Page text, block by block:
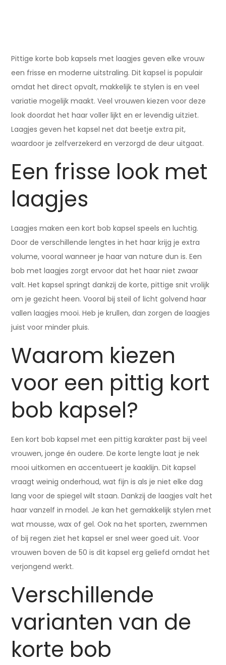
Pittige korte bob kapsels met laagjes geven elke vrouw
een frisse en moderne uitstraling. Dit kapsel is populair
omdat het direct opvalt, makkelijk te stylen is en veel
variatie mogelijk maakt. Veel vrouwen kiezen voor deze
look doordat het haar voller lijkt en er levendig uitziet.
Laagjes geven het kapsel net dat beetje extra pit,
waardoor je zelfverzekerd en verzorgd de deur uitgaat.
Een frisse look met
laagjes
Laagjes maken een kort bob kapsel speels en luchtig.
Door de verschillende lengtes in het haar krijg je extra
volume, vooral wanneer je haar van nature dun is. Een
bob met laagjes zorgt ervoor dat het haar niet zwaar
valt. Het kapsel springt dankzij de korte, pittige snit vrolijk
om je gezicht heen. Vooral bij steil of licht golvend haar
vallen laagjes mooi. Heb je krullen, dan zorgen de laagjes
juist voor minder pluis.
Waarom kiezen
voor een pittig kort
bob kapsel?
Een kort bob kapsel met een pittig karakter past bij veel
vrouwen, jonge én oudere. De korte lengte laat je nek
mooi uitkomen en accentueert je kaaklijn. Dit kapsel
vraagt weinig onderhoud, wat fijn is als je niet elke dag
lang voor de spiegel wilt staan. Dankzij de laagjes valt het
haar vanzelf in model. Je kan het gemakkelijk stylen met
wat mousse, wax of gel. Ook na het sporten, zwemmen
of bij regen ziet het kapsel er snel weer goed uit. Voor
vrouwen boven de 50 is dit kapsel erg geliefd omdat het
verjongend werkt.
Verschillende
varianten van de
korte bob